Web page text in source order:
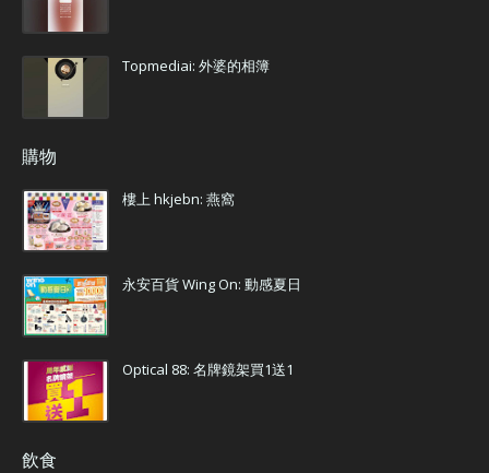
Topmediai: 外婆的相簿
購物
樓上 hkjebn: 燕窩
永安百貨 Wing On: 動感夏日
Optical 88: 名牌鏡架買1送1
飲食